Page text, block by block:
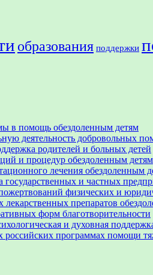
образования поддержки
в помощь обездоленным детям
деятельность добровольных
родителей и больных детей
и процедур обездоленным детям
лечения обездоленным
и частных
физических и
препаратов
форм благотворительности
и духовная
российских программах помощи